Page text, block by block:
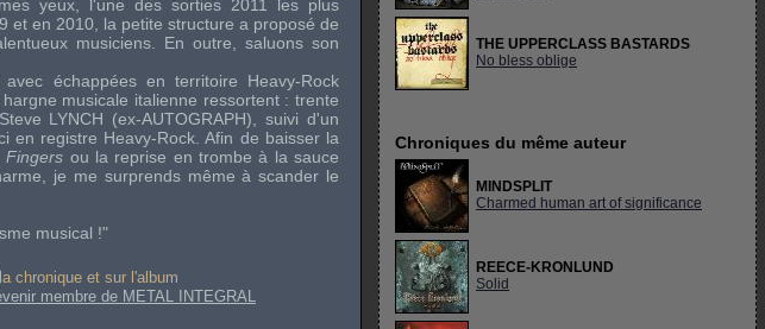
yeux, l'une des sorties 2011 les plus
et en 2010, la petite structure a proposé de
musiciens. En outre, saluons son
avec échappées en territoire Heavy-Rock
musicale italienne ressortent : trente
Steve LYNCH (ex-AUTOGRAPH), suivi d'un
en registre Heavy-Rock. Afin de baisser la
Fingers ou la reprise en trombe à la sauce
je me surprends même à scander le
musical !"
chronique et sur l'album
membre de METAL INTEGRAL
THE UPPERCLASS BASTARDS
No bless oblige
Chroniques du même auteur
MINDSPLIT
Charmed human art of significance
REECE-KRONLUND
Solid